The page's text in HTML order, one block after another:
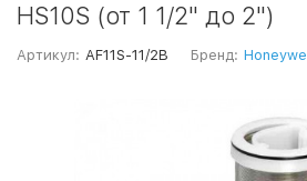
HS10S (от 1 1/2" до 2")
Артикул: AF11S-11/2B Бренд: Honeywell